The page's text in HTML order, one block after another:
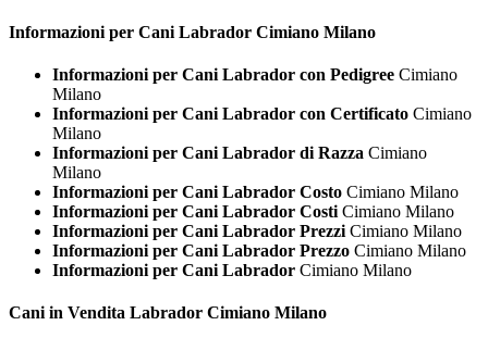
Informazioni per Cani Labrador Cimiano Milano
Informazioni per Cani Labrador con Pedigree Cimiano
Milano
Informazioni per Cani Labrador con Certificato Cimiano
Milano
Informazioni per Cani Labrador di Razza Cimiano
Milano
Informazioni per Cani Labrador Costo Cimiano Milano
Informazioni per Cani Labrador Costi Cimiano Milano
Informazioni per Cani Labrador Prezzi Cimiano Milano
Informazioni per Cani Labrador Prezzo Cimiano Milano
Informazioni per Cani Labrador Cimiano Milano
Cani in Vendita Labrador Cimiano Milano